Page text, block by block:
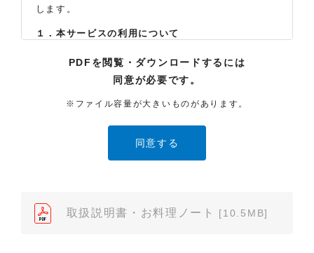
します。
１．本サービスの利用について
の内容を、非営利目的かつ、個人的にご利用する場
合に限り、閲覧またはダウンロードすることができ
ます。それ以外の目的での閲覧またはダウンロード
たり、また、配布することはできません。
（2）本サイトでは、データ提供が可能な取扱説明書
売店、また弊社「お客様ご相談センター」まで、ご
依頼いただきますようお願いします（※）。ただ
PDFを閲覧・ダウンロードするには
同意が必要です。
※ファイル容量が大きいものがあります。
取扱説明書・お料理ノート [10.5MB]